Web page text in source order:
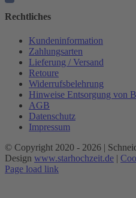
Rechtliches
Kundeninformation
Zahlungsarten
Lieferung / Versand
Retoure
Widerrufsbelehrung
Hinweise Entsorgung von
AGB
Datenschutz
Impressum
© Copyright 2020 - 2026 |
Design www.starhochzeit.de |
Page load link